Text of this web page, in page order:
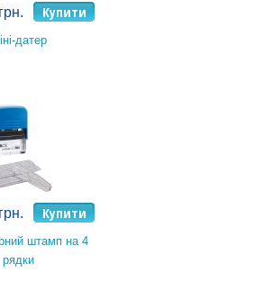
грн. Купити
датер
грн. Купити
штамп на 4
рядки